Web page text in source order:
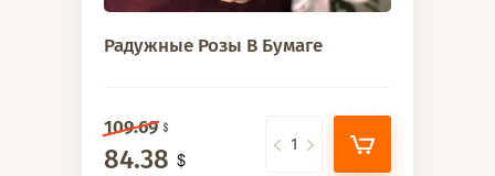
Радужные Розы В Бумаге
109.69
84.38